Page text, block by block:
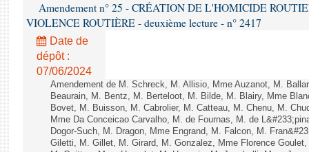
Amendement n° 25 - CRÉATION DE L'HOMICIDE
VIOLENCE ROUTIÈRE - deuxième lecture - n° 2417
Date de
dépôt :
07/06/2024
Amendement de M. Schreck, M. Allisio, Mme Auzanot, M.
Beaurain, M. Bentz, M. Berteloot, M. Bilde, M. Blairy, Mme
Bovet, M. Buisson, M. Cabrolier, M. Catteau, M. Chenu, M.
Mme Da Conceicao Carvalho, M. de Fournas, M. de
Dogor-Such, M. Dragon, Mme Engrand, M. Falcon, M.
Giletti, M. Gillet, M. Girard, M. Gonzalez, Mme Florence